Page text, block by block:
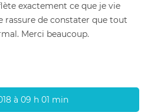
exactement ce que je vie
rassure de constater que tout
Merci beaucoup.
à 09 h 01 min